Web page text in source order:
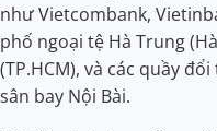
như Vietcombank,
phố ngoại tệ Hà Trung
(TP.HCM), và các quầy
sân bay Nội Bài.